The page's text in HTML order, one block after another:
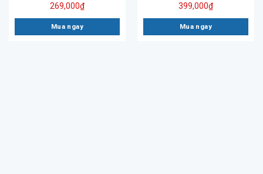
269,000₫
Mua ngay
399,000₫
Mua ngay